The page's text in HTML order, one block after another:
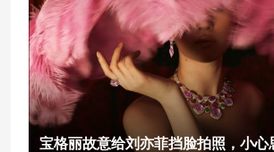
宝格丽故意给刘亦菲挡脸拍照，小心